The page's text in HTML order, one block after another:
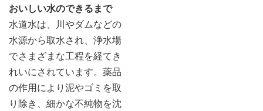
おいしい水のできるまで
水道水は、川やダムなどの
水源から取水され、浄水場
でさまざまな工程を経てき
れいにされています。薬品
の作用により泥やゴミを取
り除き、細かな不純物を沈